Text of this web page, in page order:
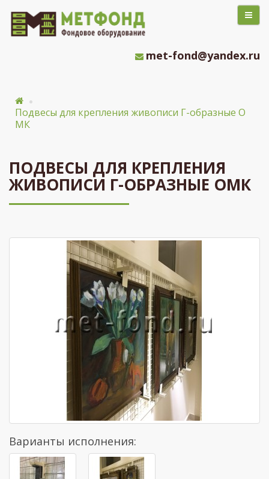
met-fond@yandex.ru
Подвесы для крепления живописи Г-образные О
МК
ПОДВЕСЫ ДЛЯ КРЕПЛЕНИЯ
ЖИВОПИСИ Г-ОБРАЗНЫЕ ОМК
Варианты исполнения: